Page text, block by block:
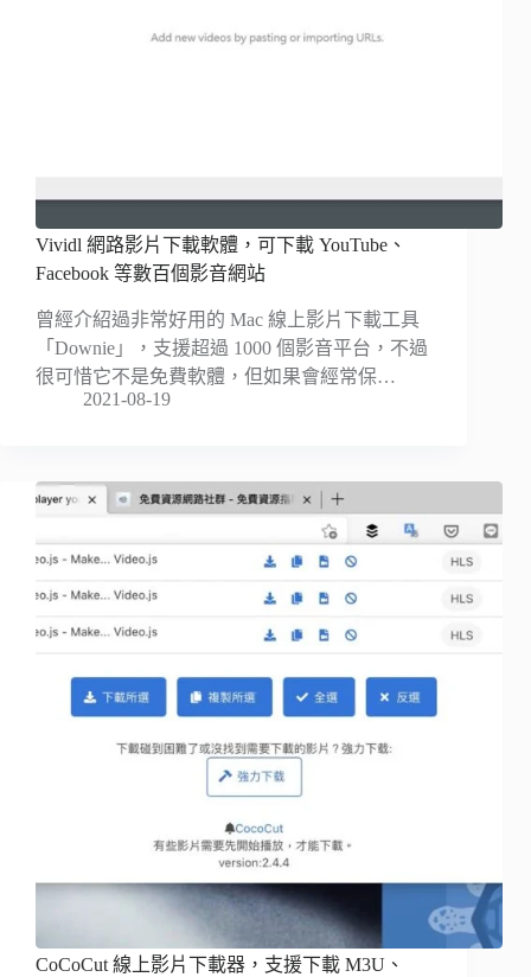
Vividl 網路影片下載軟體，可下載 YouTube、
Facebook 等數百個影音網站
曾經介紹過非常好用的 Mac 線上影片下載工具
「Downie」，支援超過 1000 個影音平台，不過
很可惜它不是免費軟體，但如果會經常保…
2021-08-19
CoCoCut 線上影片下載器，支援下載 M3U、